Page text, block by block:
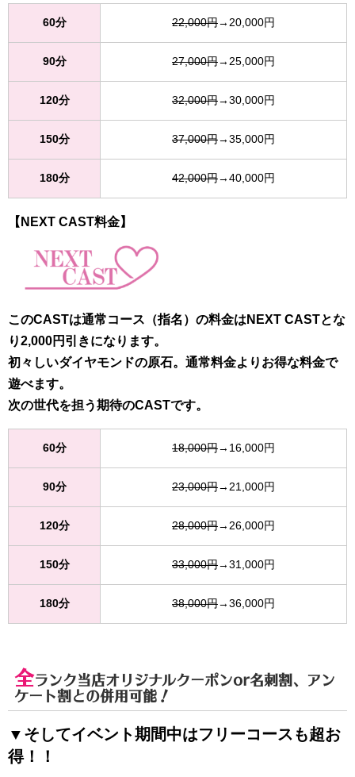
60分 22,000円→20,000円
90分 27,000円→25,000円
120分 32,000円→30,000円
150分 37,000円→35,000円
180分 42,000円→40,000円
【NEXT CAST料金】
このCASTは通常コース（指名）の料金はNEXT CASTとな
り2,000円引きになります。
初々しいダイヤモンドの原石。通常料金よりお得な料金で
遊べます。
次の世代を担う期待のCASTです。
60分 18,000円→16,000円
90分 23,000円→21,000円
120分 28,000円→26,000円
150分 33,000円→31,000円
180分 38,000円→36,000円
全ランク当店オリジナルクーポンor名刺割、アン
ケート割との併用可能！
▼そしてイベント期間中はフリーコースも超お
得！！